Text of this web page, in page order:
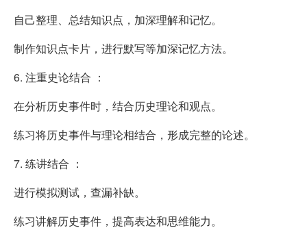
自己整理、总结知识点，加深理解和记忆。
制作知识点卡片，进行默写等加深记忆方法。
6. 注重史论结合 ：
在分析历史事件时，结合历史理论和观点。
练习将历史事件与理论相结合，形成完整的论述。
7. 练讲结合 ：
进行模拟测试，查漏补缺。
练习讲解历史事件，提高表达和思维能力。